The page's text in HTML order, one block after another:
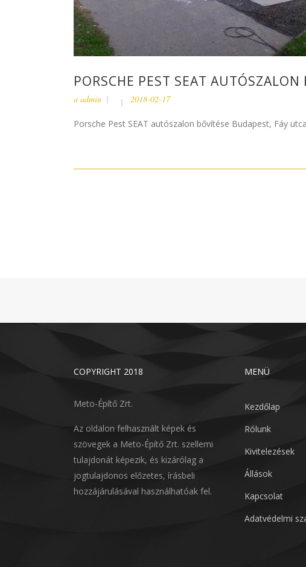
PORSCHE PEST SEAT
a admin 2018-02-17
Porsche Pest SEAT autószalon bővítése Budapest, Fáy
COPYRIGHT 2018
Meto-Építő Zrt.
Az oldalon felhasznált képek és
szövegek a Meto-Építő Zrt. szellemi
tulajdonát képezik, és kizárólag a
jogtulajdonos előzetes, írásbeli
hozzájárulásával használhatóak fel.
MENÜ
Kezdőlap
Rólunk
Kivitelezések
Állások
Kapcsolat
Adatvédelmi